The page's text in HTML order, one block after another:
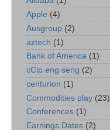
Apple (4)
Ausgroup (2)
aztech (1)
Bank of America (1)
cCip eng seng (2)
centurion (1)
Commodities play (23)
Conferences (1)
Earnings Dates (2)